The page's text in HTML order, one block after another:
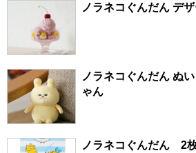
ノラネ
ノラネコぐんだん ぬ
ゃん
ノラネコぐんだん 2